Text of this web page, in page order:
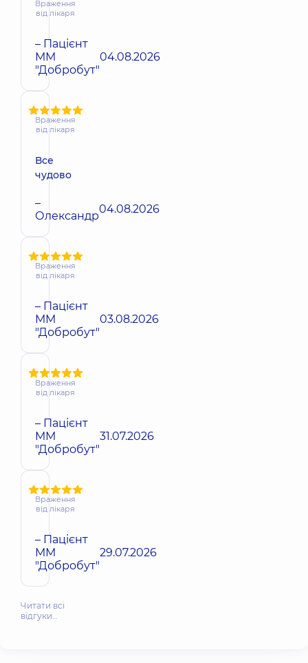
Враження
від лікаря
– Пацієнт
ММ
"Добробут"
04.08.2026
Враження
від лікаря
Все
чудово
–
Олександр04.08.2026
Враження
від лікаря
– Пацієнт
ММ
"Добробут"
03.08.2026
Враження
від лікаря
– Пацієнт
ММ
"Добробут"
31.07.2026
Враження
від лікаря
– Пацієнт
ММ
"Добробут"
29.07.2026
Читати всі
відгуки…